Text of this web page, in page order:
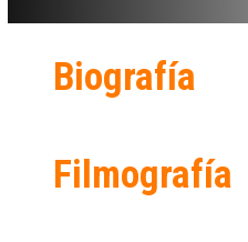
Biografía
Filmografía